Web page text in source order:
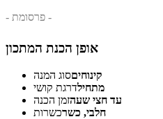
- פרסומת -
אופן הכנת המתכון
קינוחיםסוג המנה
מתחילדרגת קושי
עד חצי שעהזמן הכנה
חלבי, כשרכשרות